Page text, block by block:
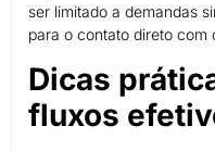
ser limitado a demandas
para o contato direto com
Dicas
fluxos